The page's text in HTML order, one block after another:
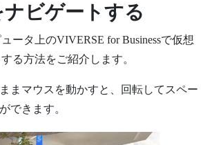
ナビゲートする
ータ上のVIVERSE for Businessで仮想
る方法をご紹介します。
まマウスを動かすと、回転してスペー
できます。